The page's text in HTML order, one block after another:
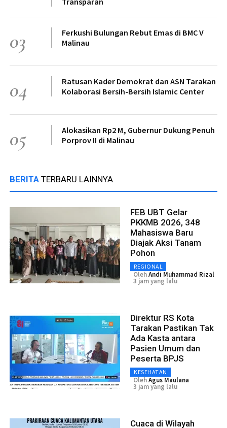
03
Ferkushi Bulungan Rebut Emas di BMC V
Malinau
04
Ratusan Kader Demokrat dan ASN Tarakan
Kolaborasi Bersih-Bersih Islamic Center
05
Alokasikan Rp2 M, Gubernur Dukung Penuh
Porprov II di Malinau
BERITA TERBARU LAINNYA
FEB UBT Gelar
PKKMB 2026, 348
Mahasiswa Baru
Diajak Aksi Tanam
Pohon
REGIONAL
OlehAndi Muhammad Rizal
3 jam yang lalu
Direktur RS Kota
Tarakan Pastikan Tak
Ada Kasta antara
Pasien Umum dan
Peserta BPJS
KESEHATAN
OlehAgus Maulana
3 jam yang lalu
Cuaca di Wilayah